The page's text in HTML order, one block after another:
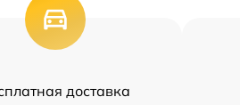
доставка